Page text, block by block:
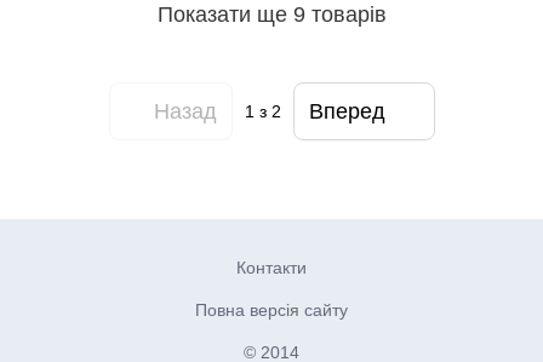
Показати ще 9 товарів
Назад 1з 2 Вперед
Контакти
Повна версія сайту
© 2014